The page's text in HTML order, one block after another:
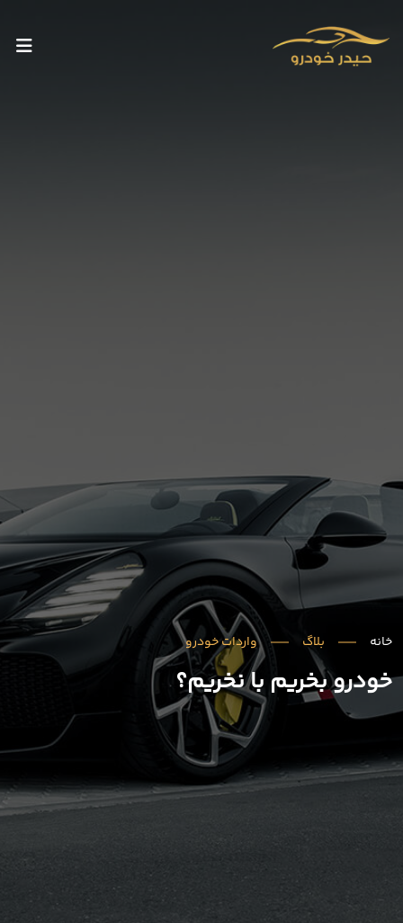
خانه بلاگ واردات خودرو
خودرو بخریم با نخریم؟